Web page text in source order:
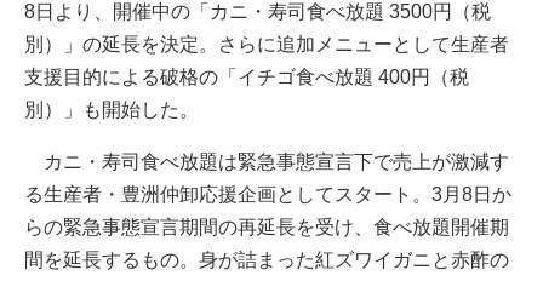
8日より、開催中の「カニ・寿司食べ放題 3500円（税
別）」の延長を決定。さらに追加メニューとして生産者
支援目的による破格の「イチゴ食べ放題 400円（税
別）」も開始した。
カニ・寿司食べ放題は緊急事態宣言下で売上が激減す
る生産者・豊洲仲卸応援企画としてスタート。3月8日か
らの緊急事態宣言期間の再延長を受け、食べ放題開催期
間を延長するもの。身が詰まった紅ズワイガニと赤酢の